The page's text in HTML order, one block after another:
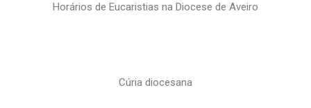
Horários de Eucaristias na Diocese de Aveiro
Cúria diocesana